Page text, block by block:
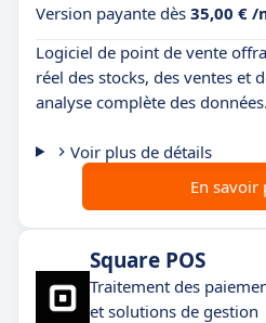
Version payante dès 35,00 € /
Logiciel de point de vente
réel des stocks, des ventes et
analyse complète des données.
Voir plus de détails
En savoir
Square POS
Traitement des
et solutions de gestion